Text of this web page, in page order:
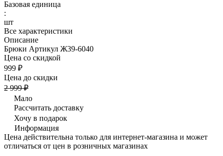
Базовая единица
:
шт
Все характеристики
Описание
Брюки Артикул Ж39-6040
Цена со скидкой
999 ₽
Цена до скидки
2 999 ₽
Мало
Рассчитать доставку
Хочу в подарок
Информация
Цена действительна только для интернет-магазина и может
отличаться от цен в розничных магазинах